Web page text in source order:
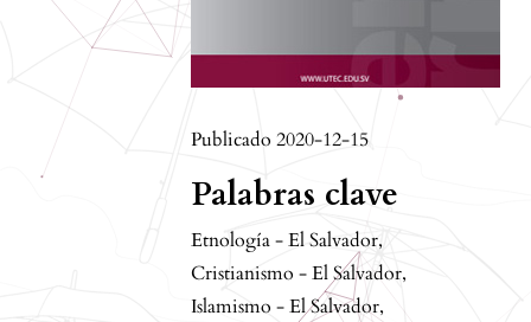
Publicado 2020-12-15
Palabras clave
Etnología - El Salvador,
Cristianismo - El Salvador,
Islamismo - El Salvador,